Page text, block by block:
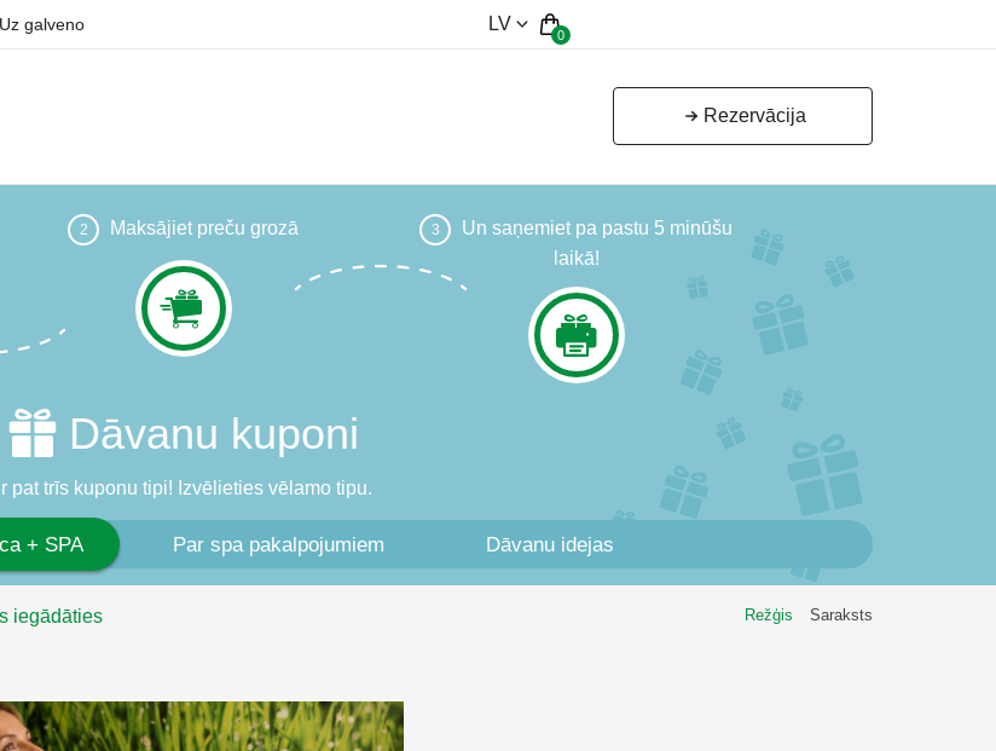
Uz galveno LV
0
Rezervācija
2 Maksājiet preču grozā 3
Un saņemiet pa pastu 5 minūšu
laikā!
Dāvanu kuponi
Ir pat trīs kuponu tipi! Izvēlieties vēlamo tipu.
+ SPA Par spa pakalpojumiem Dāvanu idejas
iegādāties
Režģis Saraksts